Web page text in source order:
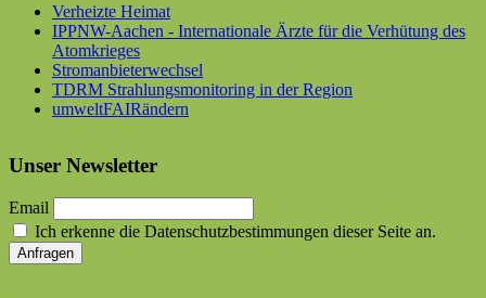
Verheizte Heimat
IPPNW-Aachen - Internationale Ärzte für die Verhütung des
Atomkrieges
Stromanbieterwechsel
TDRM Strahlungsmonitoring in der Region
umweltFAIRändern
Unser Newsletter
Email
Ich erkenne die Datenschutzbestimmungen dieser Seite an.